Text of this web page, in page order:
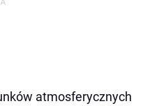
atmosferycznych